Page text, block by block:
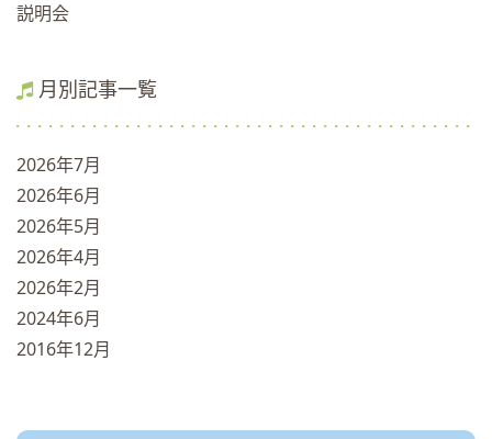
説明会
月別記事一覧
2026年7月
2026年6月
2026年5月
2026年4月
2026年2月
2024年6月
2016年12月